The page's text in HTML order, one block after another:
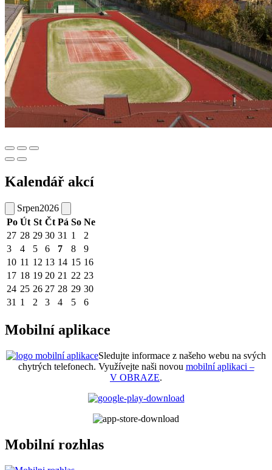
Kalendář akcí
Srpen2026
Po Út St Čt Pá So Ne
27 28 29 30 31 1
2
3
4 5 6 7 8
9
10 11 12 13 14 15 16
17 18 19 20 21 22 23
24 25 26 27 28 29 30
31 1 2 3 4 5 6
Mobilní aplikace
Sledujte informace z našeho webu na svých
chytrých telefonech. Využívejte naši novou mobilní aplikaci –
V OBRAZE.
Mobilní rozhlas